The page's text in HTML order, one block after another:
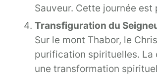
Sauveur. Cette journée
Transfiguration du
Sur le mont Thabor, le
purification spirituelles. La
une transformation